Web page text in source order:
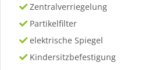
Zentralverriegelung
Partikelfilter
elektrische Spiegel
Kindersitzbefestigung